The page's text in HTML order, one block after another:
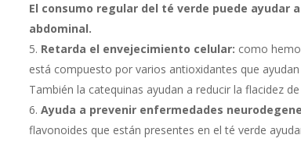
El consumo regular del té verde puede ayudar
abdominal.
Retarda el envejecimiento celular: como
está compuesto por varios antioxidantes que
También la catequinas ayudan a reducir la flacidez de
Ayuda a prevenir enfermedades
flavonoides que están presentes en el té verde